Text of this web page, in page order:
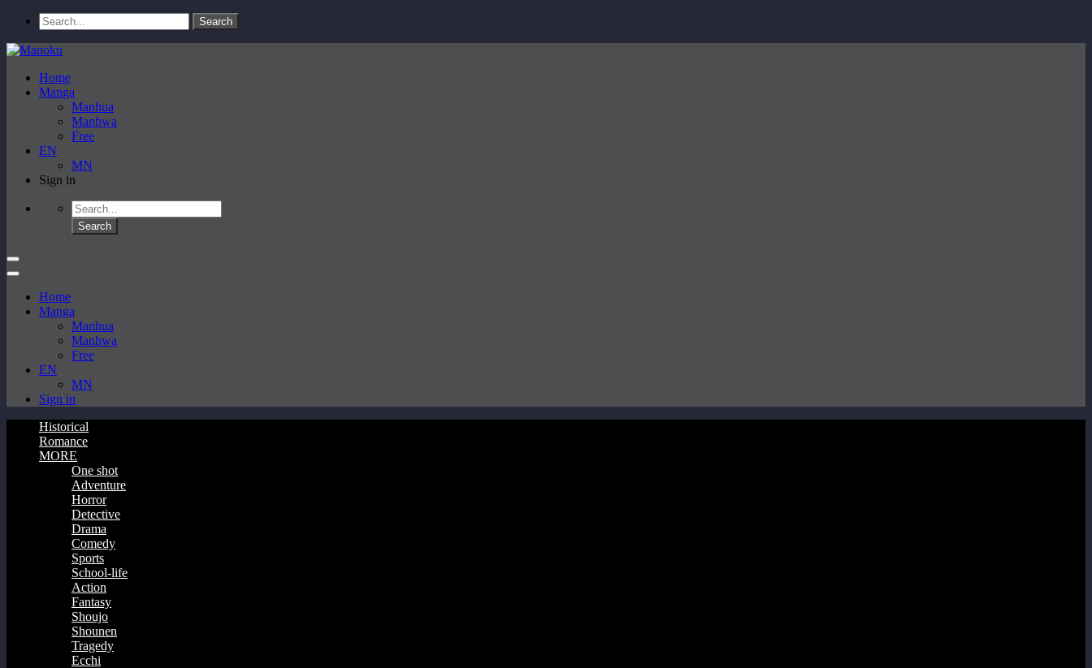
Home
Manga
Manhua
Manhwa
Free
EN
MN
Sign in
Home
Manga
Manhua
Manhwa
Free
EN
MN
Sign in
Historical
Romance
MORE
One shot
Adventure
Horror
Detective
Drama
Comedy
Sports
School-life
Action
Fantasy
Shoujo
Shounen
Tragedy
Ecchi